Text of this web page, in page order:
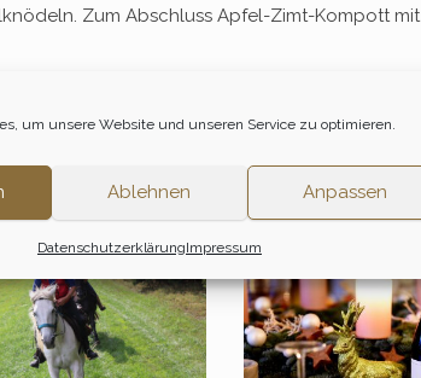
um unsere Website und unseren Service zu optimieren.
Ablehnen Anpassen
DatenschutzerklärungImpressum
Zum Abschluss Apfel-Zimt-Kompott mit
Anpassungen und Ausweich-Optionen